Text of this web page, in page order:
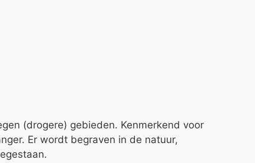
(drogere) gebieden. Kenmerkend voor
Er wordt begraven in de natuur,